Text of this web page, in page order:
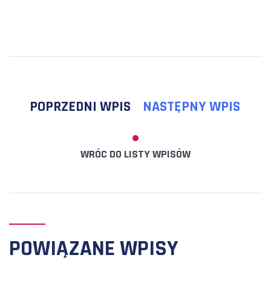
POPRZEDNI WPIS
WRÓC DO LISTY WPISÓW
NASTĘPNY WPIS
POWIĄZANE WPISY